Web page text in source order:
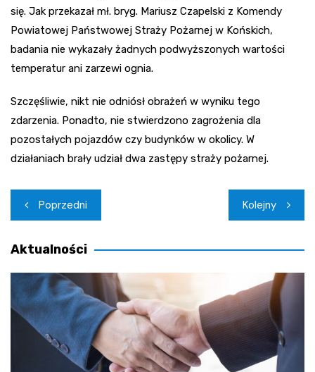
się. Jak przekazał mł. bryg. Mariusz Czapelski z Komendy
Powiatowej Państwowej Straży Pożarnej w Końskich,
badania nie wykazały żadnych podwyższonych wartości
temperatur ani zarzewi ognia.
Szczęśliwie, nikt nie odniósł obrażeń w wyniku tego
zdarzenia. Ponadto, nie stwierdzono zagrożenia dla
pozostałych pojazdów czy budynków w okolicy. W
działaniach brały udział dwa zastępy straży pożarnej.
Nawigacja
wpisu
Poprzedni Kolejny
Aktualności